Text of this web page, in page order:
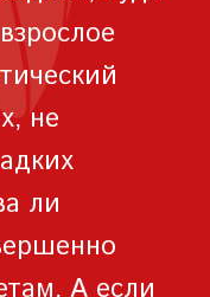
не
ли